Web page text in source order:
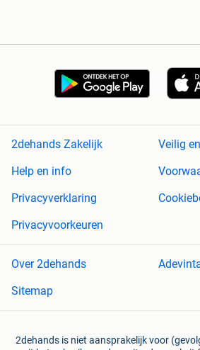
2dehands Zakelijk
Veilig
Help en info
Privacyverklaring
Privacyvoorkeuren
Over 2dehands
Sitemap
2dehands is niet aansprakelijk voor